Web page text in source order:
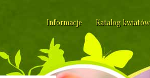
Informacje Katalog kwiatów